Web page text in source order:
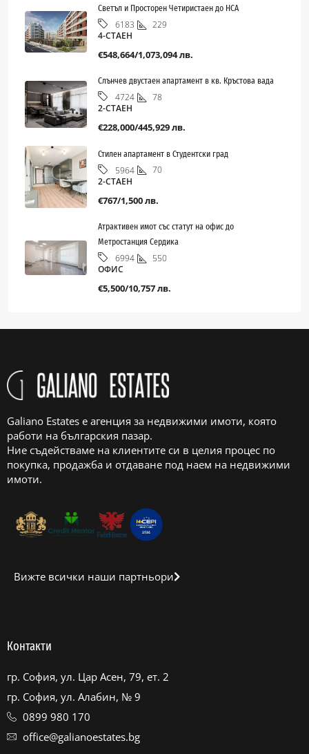
Светъл и Просторен Четиристаен до НСА
6183
229
4-СТАЕН
€548,664/1,073,094 лв.
Слънчев двустаен апартамент в кв. Кръстова вада
4724
78
2-СТАЕН
€228,000/445,929 лв.
Стилен апартамент в Студентски град
5964
70
2-СТАЕН
€767/1,500 лв.
Атрактивен имот със статут на офис до
Метростанция Сердика
6994
550
ОФИС
€5,500/10,757 лв.
Galiano Estates е агенция за недвижими имоти, която
работи на българския пазар.
Ние съдействаме на клиентите си в целия процес по
покупка, продажба и отдаване под наем на недвижими
имоти.
Вижте всички наши партньори
Контакти
гр. София, ул. Цар Асен, 79, ет. 2
гр. София, ул. Алабин, № 9
0899 980 170
office@galianoestates.bg